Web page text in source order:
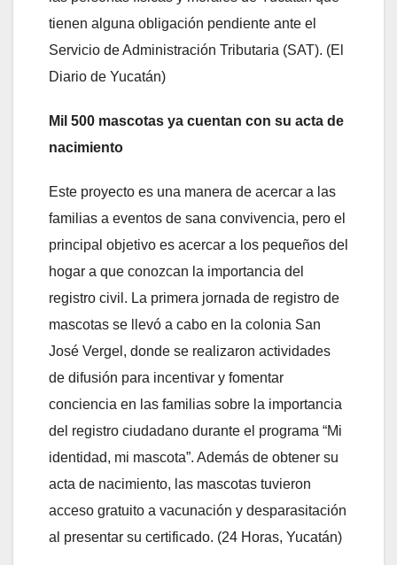
tienen alguna obligación pendiente ante el
Servicio de Administración Tributaria (SAT). (El
Diario de Yucatán)
Mil 500 mascotas ya cuentan con su acta de
nacimiento
Este proyecto es una manera de acercar a las
familias a eventos de sana convivencia, pero el
principal objetivo es acercar a los pequeños del
hogar a que conozcan la importancia del
registro civil. La primera jornada de registro de
mascotas se llevó a cabo en la colonia San
José Vergel, donde se realizaron actividades
de difusión para incentivar y fomentar
conciencia en las familias sobre la importancia
del registro ciudadano durante el programa “Mi
identidad, mi mascota”. Además de obtener su
acta de nacimiento, las mascotas tuvieron
acceso gratuito a vacunación y desparasitación
al presentar su certificado. (24 Horas, Yucatán)